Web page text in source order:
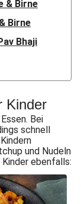
& Birne
Birne
Bhaji
Spinatcurry
Babyspinat
Kinder
Bei
schnell
und Nudeln
ebenfalls: